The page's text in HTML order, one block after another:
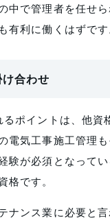
中で管理者を任せ
有利に働くはずです
合わせ
ポイントは、他資
電気工事施工管理
験が必須となって
格です。
ナンス業に必要と